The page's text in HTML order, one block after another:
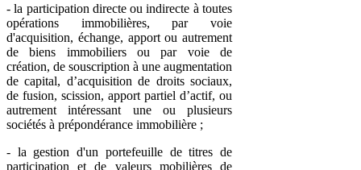
- la participation directe ou indirecte à toutes
opérations immobilières, par voie
d'acquisition, échange, apport ou autrement
de biens immobiliers ou par voie de
création, de souscription à une augmentation
de capital, d’acquisition de droits sociaux,
de fusion, scission, apport partiel d’actif, ou
autrement intéressant une ou plusieurs
sociétés à prépondérance immobilière ;
- la gestion d'un portefeuille de titres de
participation et de valeurs mobilières de